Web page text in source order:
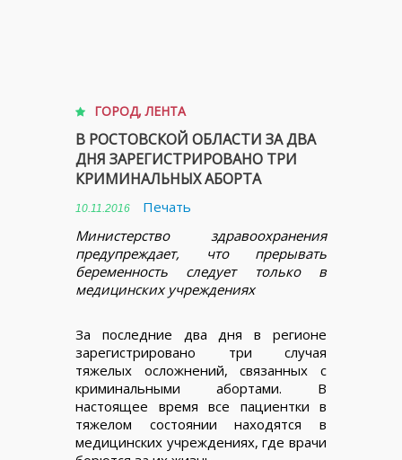
ГОРОД,ЛЕНТА
В РОСТОВСКОЙ ОБЛАСТИ ЗА ДВА
ДНЯ ЗАРЕГИСТРИРОВАНО ТРИ
КРИМИНАЛЬНЫХ АБОРТА
10.11.2016
Печать
Министерство здравоохранения
предупреждает, что прерывать
беременность следует только в
медицинских учреждениях
За последние два дня в регионе
зарегистрировано три случая
тяжелых осложнений, связанных с
криминальными абортами. В
настоящее время все пациентки в
тяжелом состоянии находятся в
медицинских учреждениях, где врачи